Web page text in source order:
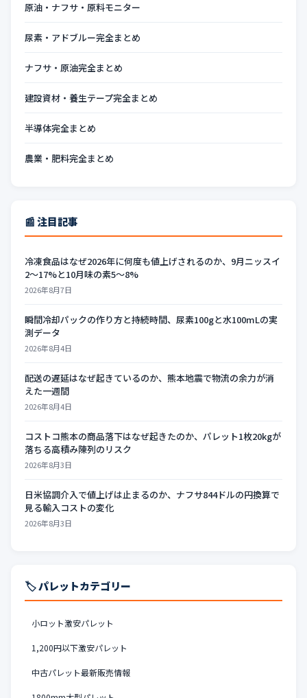
原油・ナフサ・原料モニター
尿素・アドブルー完全まとめ
ナフサ・原油完全まとめ
建設資材・養生テープ完全まとめ
半導体完全まとめ
農業・肥料完全まとめ
📰 注目記事
冷凍食品はなぜ2026年に何度も値上げされるのか、9月ニッスイ
2〜17%と10月味の素5〜8%
2026年8月7日
瞬間冷却パックの作り方と持続時間、尿素100gと水100mLの実
測データ
2026年8月4日
配送の遅延はなぜ起きているのか、熊本地震で物流の余力が消
えた一週間
2026年8月4日
コストコ熊本の商品落下はなぜ起きたのか、パレット1枚20kgが
落ちる高積み陳列のリスク
2026年8月3日
日米協調介入で値上げは止まるのか、ナフサ844ドルの円換算で
見る輸入コストの変化
2026年8月3日
🏷️ パレットカテゴリー
小ロット激安パレット
1,200円以下激安パレット
中古パレット最新販売情報